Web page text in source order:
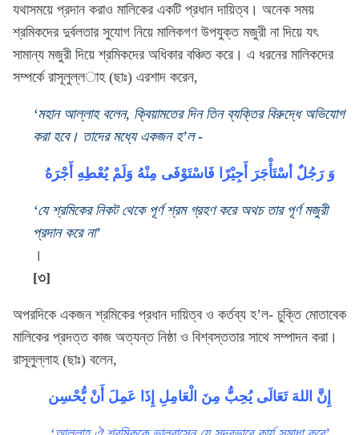
যথাসময়ে প্রদান করাও মালিকের একটি প্রধান দায়িত্ব। অনেক সময়
শ্রমিকদের দুর্বলতার সুযোগ নিয়ে মালিকগণ উপযুক্ত মজুরী না দিয়ে যৎ
সামান্য মজুরী দিয়ে শ্রমিকদের অধিকার বঞ্চিত করে। এ ধরনের মালিকদের
সম্পর্কে রাসূলুল্ল­াহ (ছাঃ) এরশাদ করেন,
‘মহান আল্লাহ বলেন, ক্বিয়ামতের দিন তিন ব্যক্তির বিরুদ্ধে অভিযোগ
করা হবে। তাদের মধ্যে একজন হ’ল -
وَ رَجُلٌ أسْتَأْجَرَ أَجِيْرًا فَاسْتَوْفَى مِنْهُ وَلَمْ يُعْطِهِ أَجْرَهُ
‘যে শ্রমিকের নিকট থেকে পূর্ণ শ্রম গ্রহণ করে অথচ তার পূর্ণ মজুরী
প্রদান করে না’
।
[৩]
অপরদিকে একজন শ্রমিকের প্রধান দায়িত্ব ও কর্তব্য হ’ল- চুক্তি মোতাবেক
মালিকের প্রদত্ত কাজ অত্যন্ত নিষ্ঠা ও বিশ্বস্ততার সাথে সম্পাদন করা।
রাসূলুল্লাহ (ছাঃ) বলেন,
إِنَّ اللهَ تَعَالَى يُحِبُّ مِنَ الْعَامِلِ إِذَا عَمِلَ أَنْ يُّحْسِن